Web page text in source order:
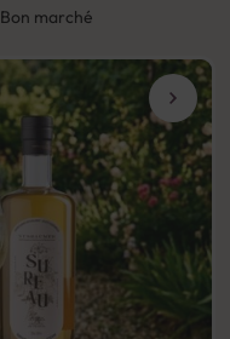
Bon marché